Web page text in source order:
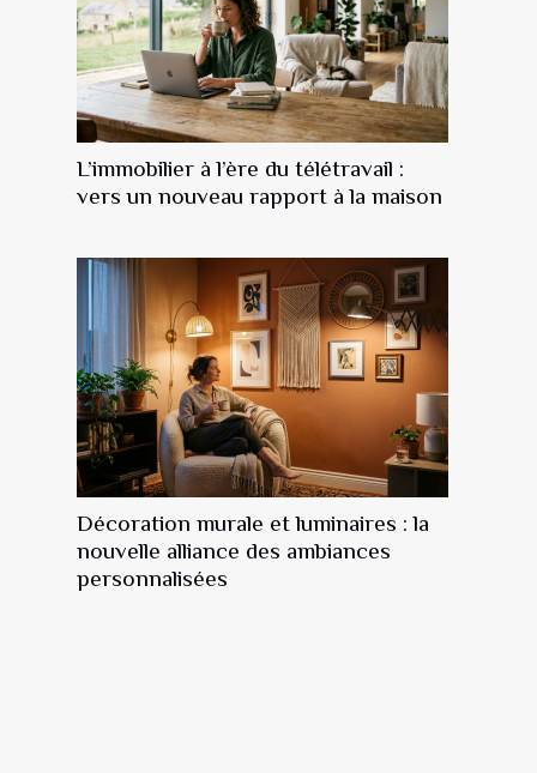
L’immobilier à l’ère du télétravail :
vers un nouveau rapport à la maison
Décoration murale et luminaires : la
nouvelle alliance des ambiances
personnalisées